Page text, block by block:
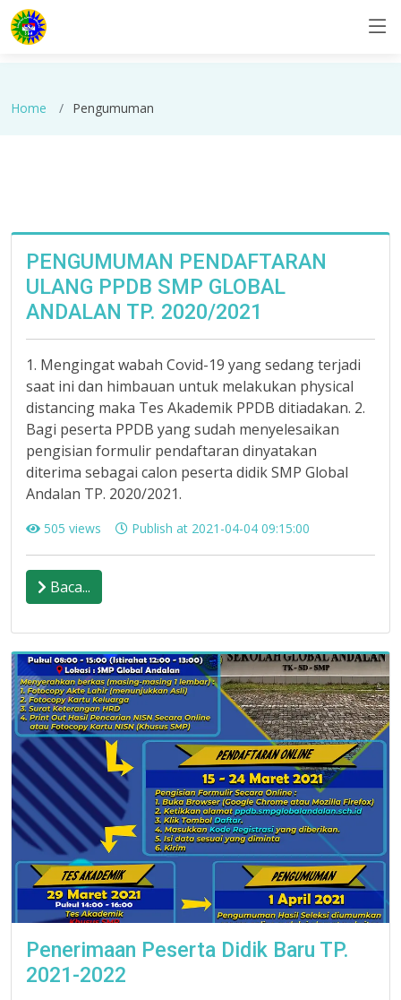
Home Pengumuman
PENGUMUMAN PENDAFTARAN
ULANG PPDB SMP GLOBAL
ANDALAN TP. 2020/2021
1. Mengingat wabah Covid-19 yang sedang terjadi
saat ini dan himbauan untuk melakukan physical
distancing maka Tes Akademik PPDB ditiadakan. 2.
Bagi peserta PPDB yang sudah menyelesaikan
pengisian formulir pendaftaran dinyatakan
diterima sebagai calon peserta didik SMP Global
Andalan TP. 2020/2021.
505 views Publish at 2021-04-04 09:15:00
Baca...
Penerimaan Peserta Didik Baru TP.
2021-2022